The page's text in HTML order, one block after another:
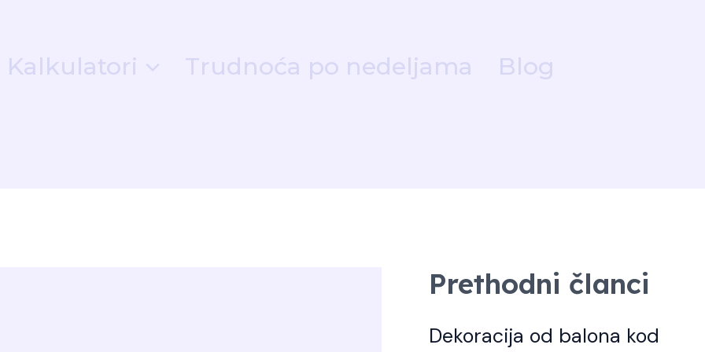
Kalkulatori Trudnoća po nedeljama
Blog
Prethodni članci
Dekoracija od balona kod